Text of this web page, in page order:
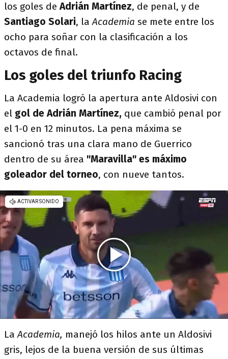
los goles deAdrián Martínez, de penal, y de
Santiago Solari, laAcademia se mete entre los
ocho para soñar con la clasificación a los
octavos de final.
Los goles del triunfo Racing
La Academia logró la apertura ante Aldosivi con
el gol de Adrián Martínez, que cambió penal por
el 1-0 en 12 minutos. La pena máxima se
sancionó tras una clara mano de Guerrico
dentro de su área "Maravilla" es máximo
goleador del torneo, con nueve tantos.
LaAcademia, manejó los hilos ante un Aldosivi
gris, lejos de la buena versión de sus últimas